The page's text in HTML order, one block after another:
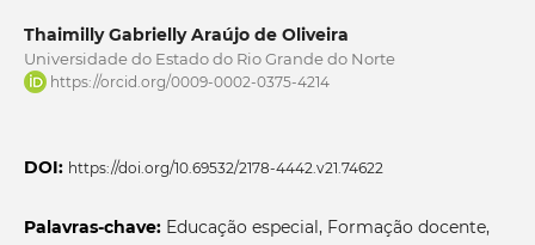
Thaimilly Gabrielly Araújo de Oliveira
Universidade do Estado do Rio Grande do Norte
https://orcid.org/0009-0002-0375-4214
DOI: https://doi.org/10.69532/2178-4442.v21.74622
Palavras-chave: Educação especial, Formação docente,